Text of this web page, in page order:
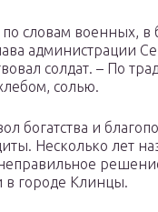
по словам военных, в
администрации
солдат. – По
солью.
богатства и
Несколько лет
в городе Клинцы.